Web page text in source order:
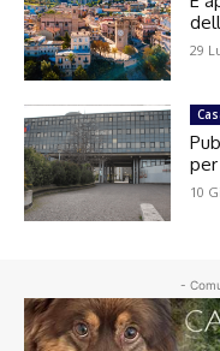
29
10
-